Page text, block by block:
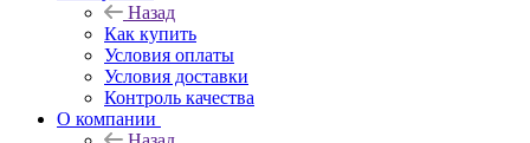
Назад
Как купить
Условия оплаты
Условия доставки
Контроль качества
О компании